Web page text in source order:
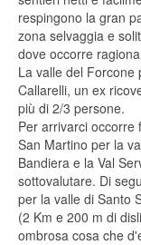
respingono la gran
zona selvaggia e
dove occorre
La valle del Forcone
Callarelli, un ex
più di 2/3 persone.
Per arrivarci
San Martino per la
Bandiera e la Val
sottovalutare. Di
per la valle di Santo
(2 Km e 200 m di
ombrosa cosa che